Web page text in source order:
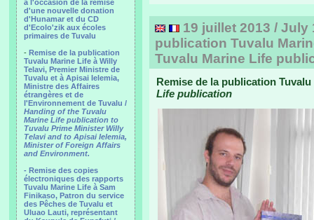
à l'occasion de la remise
d'une nouvelle donation
d'Hunamar et du CD
d'Ecolo'zik aux écoles
primaires de Tuvalu
- Remise de la publication
Tuvalu Marine Life à Willy
Telavi, Premier Ministre de
Tuvalu et à Apisai Ielemia,
Ministre des Affaires
étrangères et de
l'Environnement de Tuvalu /
Handing of the Tuvalu
Marine Life publication to
Tuvalu Prime Minister Willy
Telavi and to Apisai Ielemia,
Minister of Foreign Affairs
and Environment.
- Remise des copies
électroniques des rapports
Tuvalu Marine Life à Sam
Finikaso, Patron du service
des Pêches de Tuvalu et
Uluao Lauti, représentant
19 juillet 2013 / July
publication Tuvalu
Tuvalu Marine Life
Remise de la publication
Life publication